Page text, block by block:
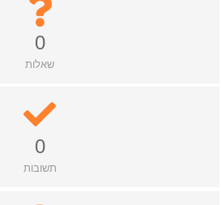
0
שאלות
0
תשובות